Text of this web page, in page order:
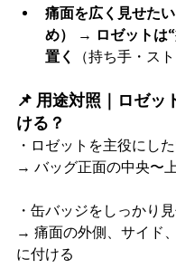
痛面を広く見せた
め）
→ ロゼットは
置く
（持ち手・ス
📌 用途対照｜ロゼッ
ける？
・ロゼットを主役にし
→ バッグ正面の中央〜
・缶バッジをしっかり
→ 痛面の外側、サイド
に付ける